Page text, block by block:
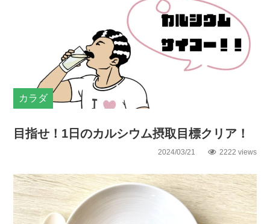
カラダ
目指せ！1日のカルシウム摂取目標クリア！
2024/03/21 2222 views